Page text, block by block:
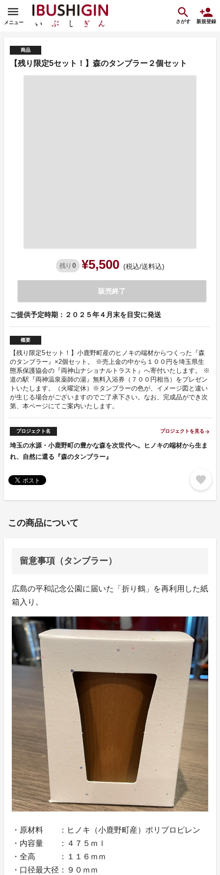
メニュー さがす 新規登録
商品
【残り限定5セット！】森のタンブラー２個セット
残り 0 ¥5,500 (税込/送料込)
販売終了
ご提供予定時期：２０２５年４月末を目安に発送
概要
【残り限定5セット！】小鹿野町産のヒノキの端材からつくった『森
のタンブラー』×2個セット。 ※売上金の中から１００円を埼玉県生
態系保護協会の『両神山ナショナルトラスト』へ寄付いたします。 ※
道の駅『両神温泉薬師の湯』無料入浴券（７００円相当）をプレゼン
トいたします。（火曜定休）※タンブラーの色が、イメージ図と違い
が生じる場合がございますのでご了承下さい。なお、完成品ができ次
第、本ページにてご案内いたします。
プロジェクト名 プロジェクトを見る arrow_forward
埼玉の水源・小鹿野町の豊かな森を次世代へ。ヒノキの端材から生ま
れ、自然に還る『森のタンブラー』
favorite
この商品について
留意事項（タンブラー）
広島の平和記念公園に届いた「折り鶴」を再利用した紙
箱入り。
・原材料 ：ヒノキ（小鹿野町産）ポリプロピレン
・内容量 ：４７５ｍｌ
・全高 ：１１６ｍｍ
・口径最大径：９０ｍｍ